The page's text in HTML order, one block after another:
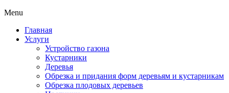
Menu
Главная
Услуги
Устройство газона
Кустарники
Деревья
Обрезка и придания форм деревьям и кустарникам
Обрезка плодовых деревьев